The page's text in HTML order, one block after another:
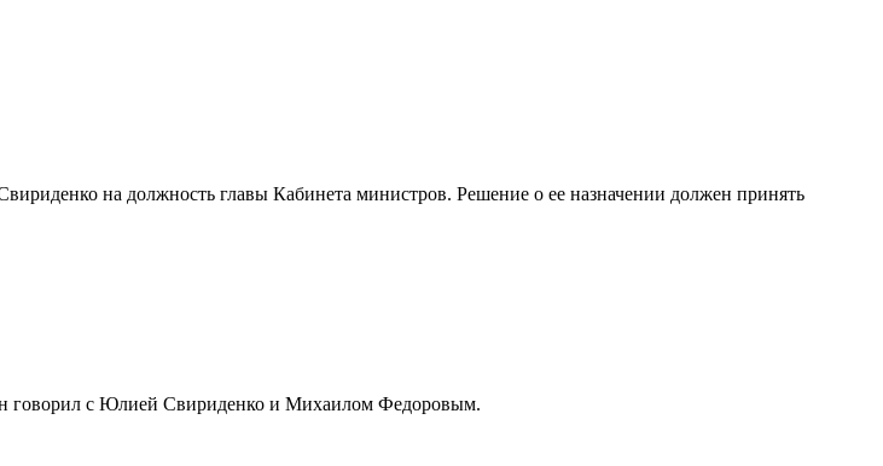
на должность главы Кабинета министров. Решение о ее назначении должен принять
говорил с Юлией Свириденко и Михаилом Федоровым.